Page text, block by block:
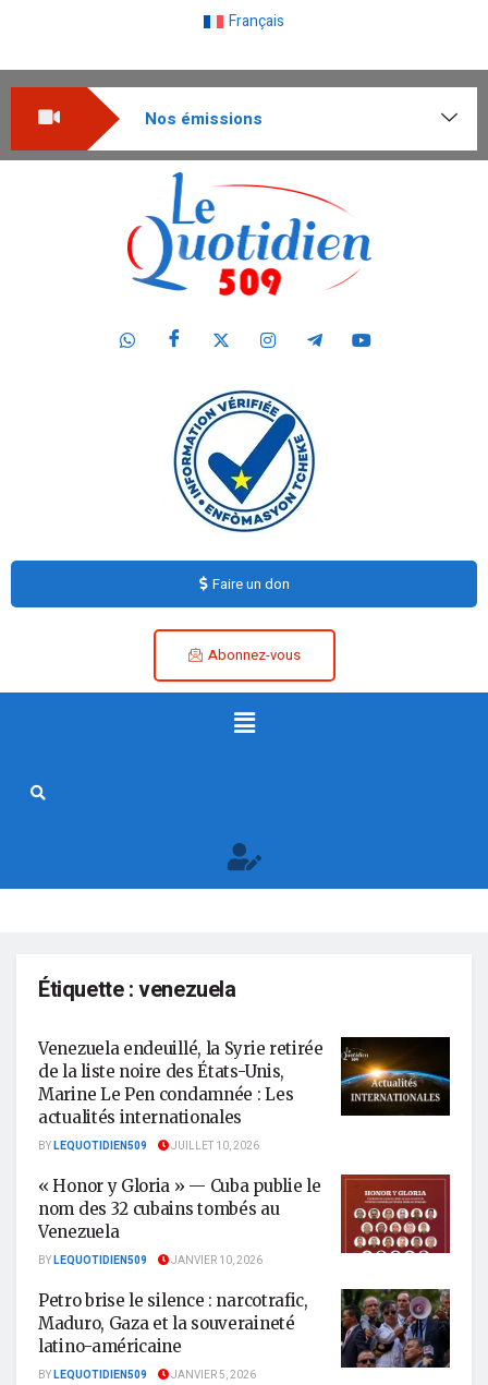
Français
Nos émissions
Faire un don
Abonnez-vous
Étiquette :venezuela
Venezuela endeuillé, la Syrie retirée
de la liste noire des États-Unis,
Marine Le Pen condamnée : Les
actualités internationales
BYLEQUOTIDIEN509 JUILLET 10, 2026
« Honor y Gloria » — Cuba publie le
nom des 32 cubains tombés au
Venezuela
BYLEQUOTIDIEN509 JANVIER 10, 2026
Petro brise le silence : narcotrafic,
Maduro, Gaza et la souveraineté
latino-américaine
BYLEQUOTIDIEN509 JANVIER 5, 2026